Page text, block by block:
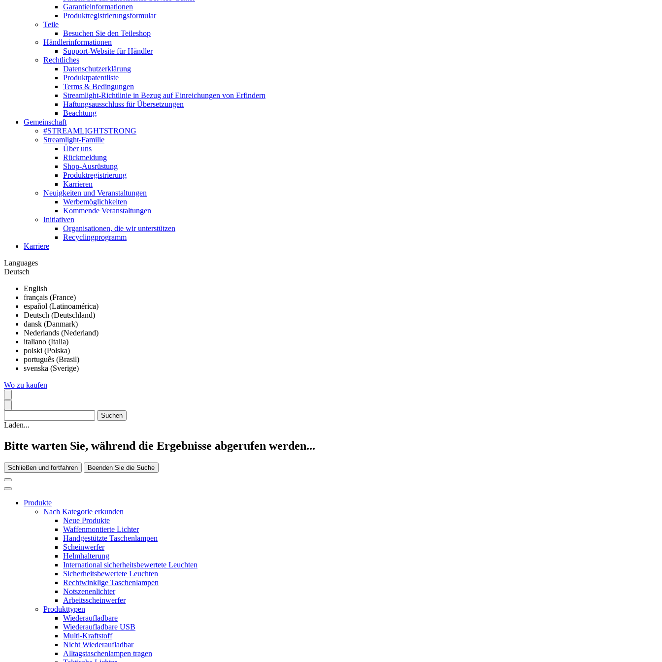
Garantieinformationen
Produktregistrierungsformular
Teile
Besuchen Sie den Teileshop
Händlerinformationen
Support-Website für Händler
Rechtliches
Datenschutzerklärung
Produktpatentliste
Terms & Bedingungen
Streamlight-Richtlinie in Bezug auf Einreichungen von Erfindern
Haftungsausschluss für Übersetzungen
Beachtung
Gemeinschaft
#STREAMLIGHTSTRONG
Streamlight-Familie
Über uns
Rückmeldung
Shop-Ausrüstung
Produktregistrierung
Karrieren
Neuigkeiten und Veranstaltungen
Werbemöglichkeiten
Kommende Veranstaltungen
Initiativen
Organisationen, die wir unterstützen
Recyclingprogramm
Karriere
Languages
Deutsch
English
français (France)
español (Latinoamérica)
Deutsch (Deutschland)
dansk (Danmark)
Nederlands (Nederland)
italiano (Italia)
polski (Polska)
português (Brasil)
svenska (Sverige)
Wo zu kaufen
Laden...
Bitte warten Sie, während die Ergebnisse abgerufen werden...
Schließen und fortfahren Beenden Sie die Suche
Produkte
Nach Kategorie erkunden
Neue Produkte
Waffenmontierte Lichter
Handgestützte Taschenlampen
Scheinwerfer
Helmhalterung
International sicherheitsbewertete Leuchten
Sicherheitsbewertete Leuchten
Rechtwinklige Taschenlampen
Notszenenlichter
Arbeitsscheinwerfer
Produkttypen
Wiederaufladbare
Wiederaufladbare USB
Multi-Kraftstoff
Nicht Wiederaufladbar
Alltagstaschenlampen tragen